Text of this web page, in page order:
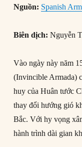
Nguồn: Spanish
Biên dịch: Nguyễn
Vào ngày này năm
(Invincible Armada)
huy của Huân tước
thay đổi hướng gió
Bắc. Với hy vọng
hành trình dài gian